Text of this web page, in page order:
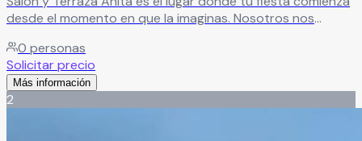
desde el momento en que la imaginas. Nosotros nos
de momentos especiales. Un espacio ideal para crear
celebraciones únicas que tú y tus invitados recordarán
siempre.Leer más
0 personas
Solicitar precio
Más información
2